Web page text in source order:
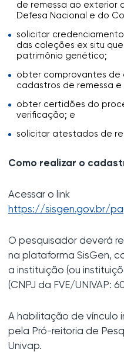
de remessa ao exterior
Defesa Nacional e do
solicitar
das coleções ex situ
patrimônio genético;
obter comprovantes de
cadastros de remessa
obter certidões do
verificação; e
solicitar atestados de
Como realizar o
Acessar o link
https://sisgen.gov.br/
O pesquisador deverá
na plataforma SisGen,
a instituição (ou
(CNPJ da FVE/UNIVAP:
A habilitação de vínculo
pela Pró-reitoria de
Univap.